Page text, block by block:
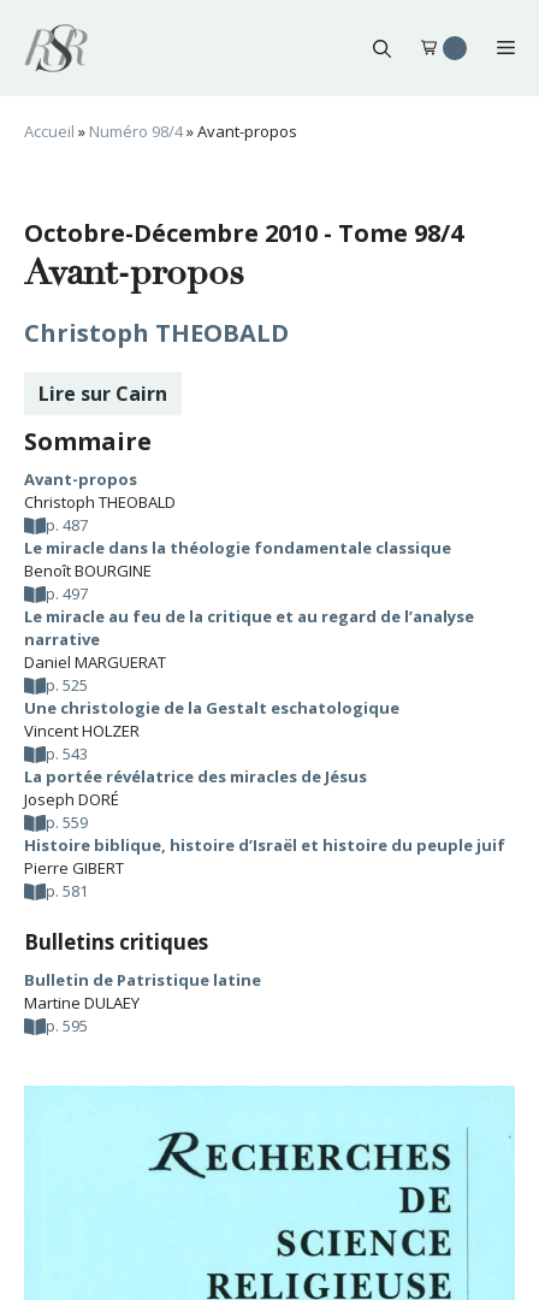
contenu
Accueil » Numéro 98/4»Avant-propos
Octobre-Décembre 2010 - Tome 98/4
Avant-propos
Christoph THEOBALD
Lire sur Cairn
Sommaire
Avant-propos
Christoph THEOBALD
p. 487
Le miracle dans la théologie fondamentale classique
Benoît BOURGINE
p. 497
Le miracle au feu de la critique et au regard de l’analyse
narrative
Daniel MARGUERAT
p. 525
Une christologie de la Gestalt eschatologique
Vincent HOLZER
p. 543
La portée révélatrice des miracles de Jésus
Joseph DORÉ
p. 559
Histoire biblique, histoire d’Israël et histoire du peuple juif
Pierre GIBERT
p. 581
Bulletins critiques
Bulletin de Patristique latine
Martine DULAEY
p. 595